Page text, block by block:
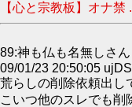
【心と宗教板】オナ禁
89:神も仏も名無しさん
09/01/23 20:50:05
荒らしの削除依頼出し
こいつ他のスレでも削